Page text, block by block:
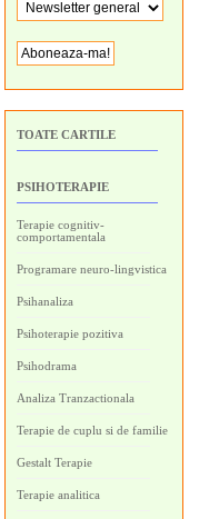
TOATE CARTILE
PSIHOTERAPIE
Terapie cognitiv-
comportamentala
Programare neuro-lingvistica
Psihanaliza
Psihoterapie pozitiva
Psihodrama
Analiza Tranzactionala
Terapie de cuplu si de familie
Gestalt Terapie
Terapie analitica